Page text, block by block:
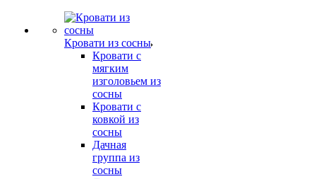
Кровати из сосны
Кровати с
мягким
изголовьем из
сосны
Кровати с
ковкой из
сосны
Дачная
группа из
сосны